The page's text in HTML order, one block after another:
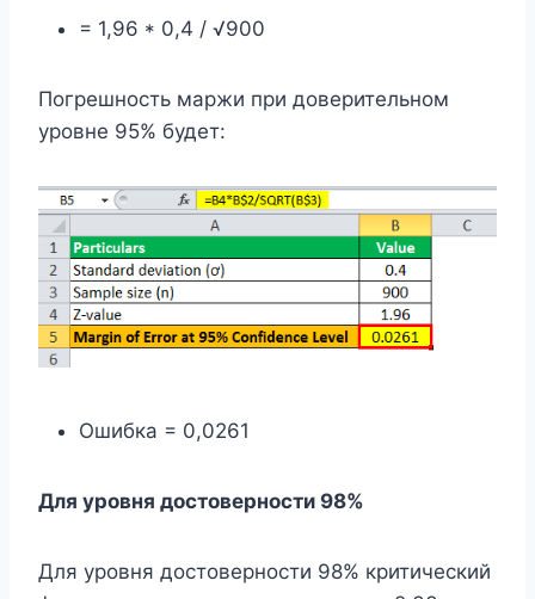
= 1,96 * 0,4 / √900
Погрешность маржи при доверительном
уровне 95% будет:
Ошибка = 0,0261
Для уровня достоверности 98%
Для уровня достоверности 98% критический